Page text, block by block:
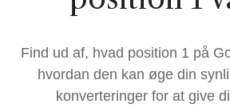
Find ud af, hvad position 1 på
hvordan den kan øge din
konverteringer for at give